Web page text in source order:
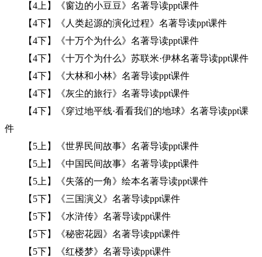
【4上】《窗边的小豆豆》名著导读ppt课件
【4下】《人类起源的演化过程》名著导读ppt课件
【4下】《十万个为什么》名著导读ppt课件
【4下】《十万个为什么》苏联米·伊林名著导读ppt课件
【4下】《大林和小林》名著导读ppt课件
【4下】《灰尘的旅行》名著导读ppt课件
【4下】《穿过地平线·看看我们的地球》名著导读ppt课
件
【5上】《世界民间故事》名著导读ppt课件
【5上】《中国民间故事》名著导读ppt课件
【5上】《失落的一角》绘本名著导读ppt课件
【5下】《三国演义》名著导读ppt课件
【5下】《水浒传》名著导读ppt课件
【5下】《秘密花园》名著导读ppt课件
【5下】《红楼梦》名著导读ppt课件